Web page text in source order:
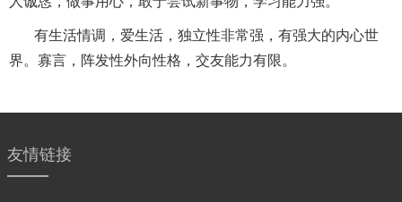
有生活情调，爱生活，独立性非常强，有强大的内心世
界。 寡言，阵发性外向性格，交友能力有限。
友情链接